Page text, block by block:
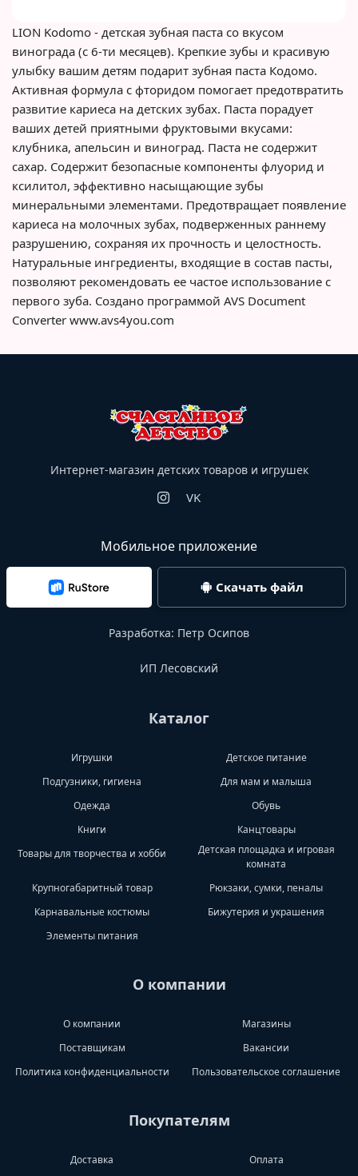
LION Kodomo - детская зубная паста со вкусом
винограда (с 6-ти месяцев). Крепкие зубы и красивую
улыбку вашим детям подарит зубная паста Кодомо.
Активная формула с фторидом помогает предотвратить
развитие кариеса на детских зубах. Паста порадует
ваших детей приятными фруктовыми вкусами:
клубника, апельсин и виноград. Паста не содержит
сахар. Содержит безопасные компоненты флуорид и
ксилитол, эффективно насыщающие зубы
минеральными элементами. Предотвращает появление
кариеса на молочных зубах, подверженных раннему
разрушению, сохраняя их прочность и целостность.
Натуральные ингредиенты, входящие в состав пасты,
позволяют рекомендовать ее частое использование с
первого зуба. Создано программой AVS Document
Converter www.avs4you.com
Интернет-магазин детских товаров и игрушек
VK
Мобильное приложение
Скачать файл
Разработка: Петр Осипов
ИП Лесовский
Каталог
Игрушки
Детское питание
Подгузники, гигиена
Для мам и малыша
Одежда
Обувь
Книги
Канцтовары
Товары для творчества и хобби
Детская площадка и игровая
комната
Крупногабаритный товар
Рюкзаки, сумки, пеналы
Карнавальные костюмы
Бижутерия и украшения
Элементы питания
О компании
О компании
Магазины
Поставщикам
Вакансии
Политика конфиденциальности
Пользовательское соглашение
Покупателям
Доставка Оплата